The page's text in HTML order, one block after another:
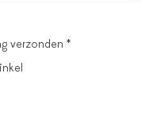
verzonden *